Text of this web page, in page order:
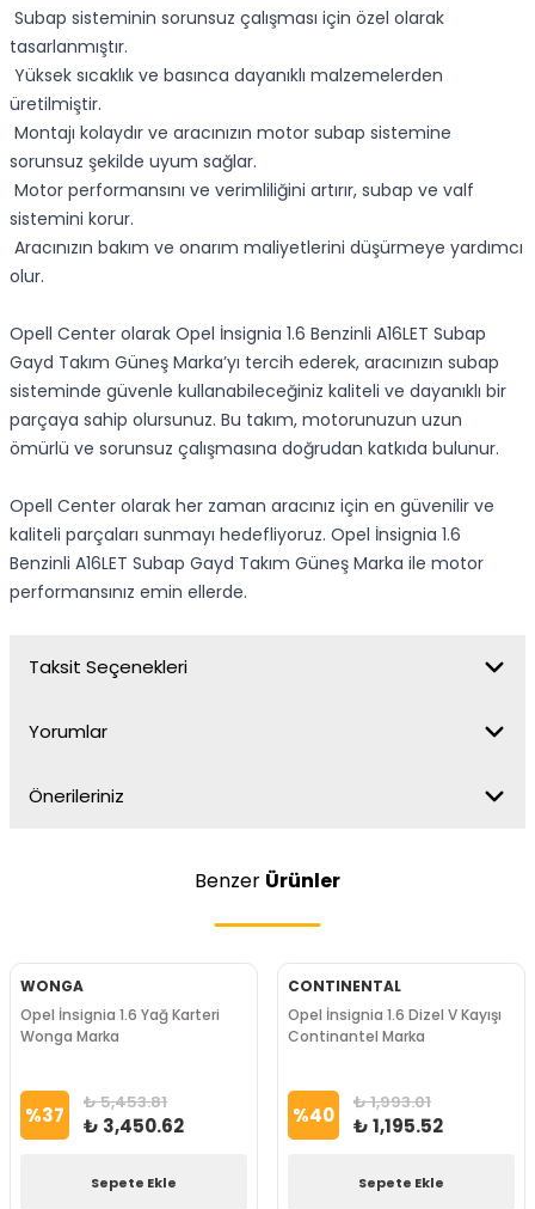
Subap sisteminin sorunsuz çalışması için özel olarak
tasarlanmıştır.
Yüksek sıcaklık ve basınca dayanıklı malzemelerden
üretilmiştir.
Montajı kolaydır ve aracınızın motor subap sistemine
sorunsuz şekilde uyum sağlar.
Motor performansını ve verimliliğini artırır, subap ve valf
sistemini korur.
Aracınızın bakım ve onarım maliyetlerini düşürmeye yardımcı
olur.
Opell Center olarak Opel İnsignia 1.6 Benzinli A16LET Subap
Gayd Takım Güneş Marka’yı tercih ederek, aracınızın subap
sisteminde güvenle kullanabileceğiniz kaliteli ve dayanıklı bir
parçaya sahip olursunuz. Bu takım, motorunuzun uzun
ömürlü ve sorunsuz çalışmasına doğrudan katkıda bulunur.
Opell Center olarak her zaman aracınız için en güvenilir ve
kaliteli parçaları sunmayı hedefliyoruz. Opel İnsignia 1.6
Benzinli A16LET Subap Gayd Takım Güneş Marka ile motor
performansınız emin ellerde.
Taksit Seçenekleri
Yorumlar
Önerileriniz
Benzer Ürünler
WONGA
Opel İnsignia 1.6 Yağ Karteri
Wonga Marka
%37 ₺ 5,453.81
₺ 3,450.62
Sepete Ekle
CONTINENTAL
Opel İnsignia 1.6 Dizel V Kayışı
Continantel Marka
%40 ₺ 1,993.01
₺ 1,195.52
Sepete Ekle